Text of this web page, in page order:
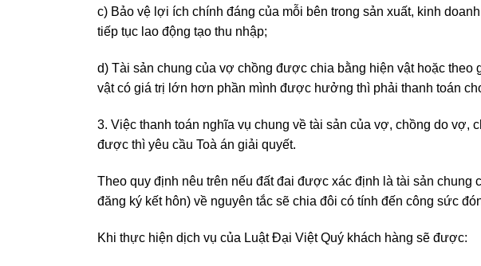
c) Bảo vệ lợi ích chính đáng của mỗi bên trong sản xuất, kinh
tiếp tục lao động tạo thu nhập;
d) Tài sản chung của vợ chồng được chia bằng hiện vật hoặc theo
vật có giá trị lớn hơn phần mình được hưởng thì phải thanh toán
3. Việc thanh toán nghĩa vụ chung về tài sản của vợ, chồng do vợ,
được thì yêu cầu Toà án giải quyết.
Theo quy định nêu trên nếu đất đai được xác định là tài sản
đăng ký kết hôn) về nguyên tắc sẽ chia đôi có tính đến công sức
Khi thực hiện dịch vụ của Luật Đại Việt Quý khách hàng sẽ được: